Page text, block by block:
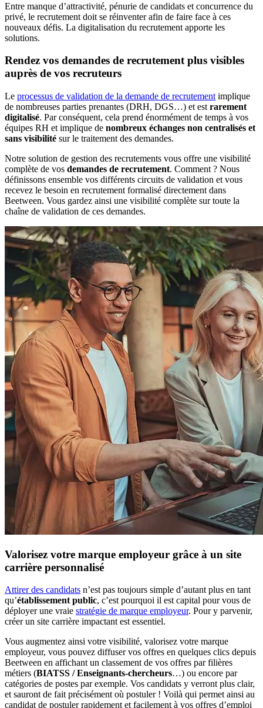
Entre manque d’attractivité, pénurie de candidats et concurrence du
privé, le recrutement doit se réinventer afin de faire face à ces
nouveaux défis. La digitalisation du recrutement apporte les
solutions.
Rendez vos demandes de recrutement plus visibles
auprès de vos recruteurs
Le processus de validation de la demande de recrutement implique
de nombreuses parties prenantes (DRH, DGS…) et est rarement
digitalisé. Par conséquent, cela prend énormément de temps à vos
équipes RH et implique de nombreux échanges non centralisés et
sans visibilité sur le traitement des demandes.
Notre solution de gestion des recrutements vous offre une visibilité
complète de vos demandes de recrutement. Comment ? Nous
définissons ensemble vos différents circuits de validation et vous
recevez le besoin en recrutement formalisé directement dans
Beetween. Vous gardez ainsi une visibilité complète sur toute la
chaîne de validation de ces demandes.
Valorisez votre marque employeur grâce à un site
carrière personnalisé
Attirer des candidats n’est pas toujours simple d’autant plus en tant
qu’établissement public, c’est pourquoi il est capital pour vous de
déployer une vraie stratégie de marque employeur. Pour y parvenir,
créer un site carrière impactant est essentiel.
Vous augmentez ainsi votre visibilité, valorisez votre marque
employeur, vous pouvez diffuser vos offres en quelques clics depuis
Beetween en affichant un classement de vos offres par filières
métiers (BIATSS / Enseignants-chercheurs…) ou encore par
catégories de postes par exemple. Vos candidats y verront plus clair,
et sauront de fait précisément où postuler ! Voilà qui permet ainsi au
candidat de postuler rapidement et facilement à vos offres d’emploi